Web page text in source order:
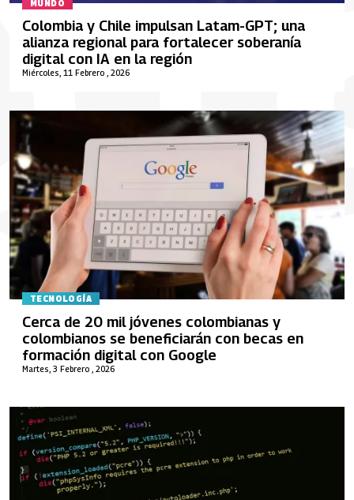
MUNDO
Miércoles, 11 Febrero , 2026
Colombia y Chile impulsan Latam-GPT; una
alianza regional para fortalecer soberanía
digital con IA en la región
TECNOLOGÍA
Martes, 3 Febrero , 2026
Cerca de 20 mil jóvenes colombianas y
colombianos se beneficiarán con becas en
formación digital con Google